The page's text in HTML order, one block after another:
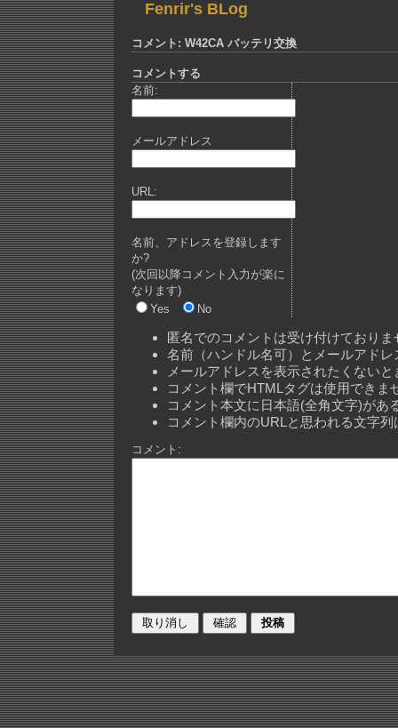
Fenrir's BLog
コメント: W42CA バッテリ交換
コメントする
名前:
メールアドレス
URL:
名前、アドレスを登録します
か?
(次回以降コメント入力が楽に
なります)
Yes
No
匿名でのコメントは受け付けておりま
名前（ハンドル名可）とメールアド
メールアドレスを表示されたくない
コメント欄でHTMLタグは使用できま
コメント本文に日本語(全角文字)があ
コメント欄内のURLと思われる文字
コメント: